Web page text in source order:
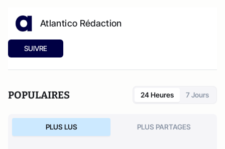
Atlantico Rédaction
SUIVRE
POPULAIRES 24 Heures 7 Jours
PLUS LUS PLUS PARTAGES